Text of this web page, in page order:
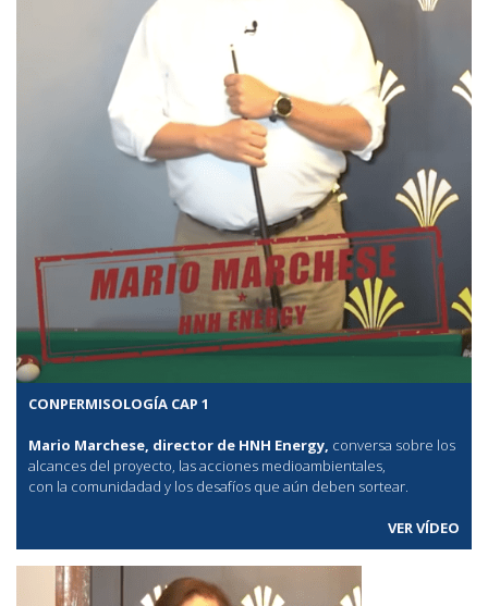
CONPERMISOLOGÍA CAP 1
Mario Marchese, director de HNH Energy, conversa sobre los
alcances del proyecto, las acciones medioambientales,
con la comunidadad y los desafíos que aún deben sortear.
VER VÍDEO